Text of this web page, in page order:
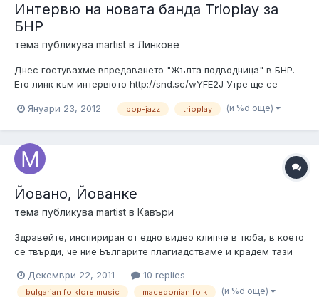
Интервю на новата банда Trioplay за
БНР
тема публикува martist в Линкове
Днес гостувахме впредаването "Жълта подводница" в БНР.
Ето линк към интервюто http://snd.sc/wYFE2J Утре ще се
24.01.12 в клуб Студио 5 (София) Вх. А3 от 19:00ч.
http://www.facebook.com/trioplayband тук м...
Януари 23, 2012 pop-jazz trioplay (и %d още)
Йовано, Йованке
тема публикува martist в Кавъри
Здравейте, инспириран от едно видео клипче в тюба, в което
се твърди, че ние Българите плагиадстваме и крадем тази
скалъпих това записче. Приятно слушане Изпълнението е на
новата банда Trioplay, която скоро създадох. Очаквайте ни
Декември 22, 2011 10 replies
bulgarian folklore music macedonian folk (и %d още)